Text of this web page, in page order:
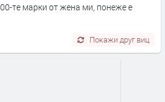
те марки от жена ми, понеже е
Покажи друг виц